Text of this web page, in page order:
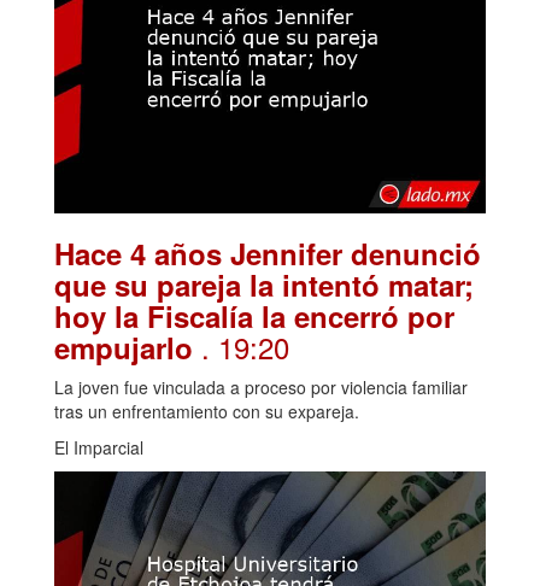
Hace 4 años Jennifer denunció
que su pareja la intentó matar;
hoy la Fiscalía la encerró por
empujarlo . 19:20
La joven fue vinculada a proceso por violencia familiar
tras un enfrentamiento con su expareja.
El Imparcial